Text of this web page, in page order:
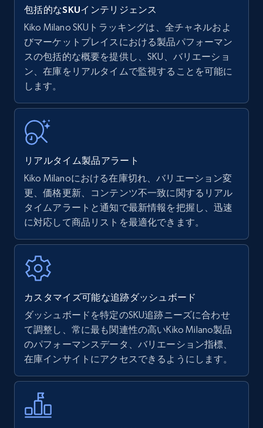
Amazon products - find products by using
upc numbers
Title, Seller name, Brand, Description, Initial
price, Currency, Availability, Reviews count, and
Amazon Reviews
URL, Product name, Product rating, Product
Author name, Asin, and more.
7.4K+
Walmart - products
URL, Final price, Sku, Currency, Gtin,
more.
5.6K+
包括的なSKUインテリジェンス
Kiko Milano SKUトラッキングは、全チャネルおよ
びマーケットプレイスにおける製品パフォーマン
スの包括的な概要を提供し、SKU、バリエーショ
ン、在庫をリアルタイムで監視することを可能に
します。
リアルタイム製品アラート
Kiko Milanoにおける在庫切れ、バリエーション変
更、価格更新、コンテンツ不一致に関するリアル
タイムアラートと通知で最新情報を把握し、迅速
に対応して商品リストを最適化できます。
カスタマイズ可能な追跡ダッシュボード
ダッシュボードを特定のSKU追跡ニーズに合わせ
て調整し、常に最も関連性の高いKiko Milano製品
のパフォーマンスデータ、バリエーション指標、
在庫インサイトにアクセスできるようにします。